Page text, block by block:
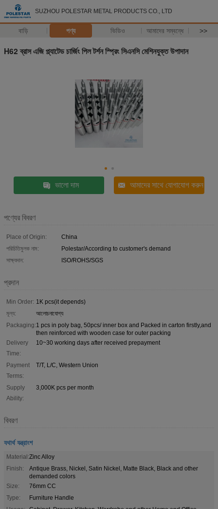
SUZHOU POLESTAR METAL PRODUCTS CO., LTD
বাড়ি পণ্য ভিডিও আমাদের সম্বন্ধে >>
H62 ব্রাস এজি প্ল্যাটেড চার্জিং পিল টর্শন স্প্রিং সিএনসি মেশিনযুক্ত উপাদান
ভালো দাম আমাদের সাথে যোগাযোগ করুন
পণ্যের বিবরণ
Place of Origin:
China
পরিচিতিমুলক নাম:
Polestar/According to customer's demand
সাক্ষ্যদান:
ISO/ROHS/SGS
প্রদান
Min Order: 1K pcs(it depends)
মূল্য:
আলোচনাযোগ্য
Packaging:1 pcs in poly bag, 50pcs/ inner box and Packed in carton firstly,and
then reinforced with wooden case for outer packing
Delivery
Time:
10~30 working days after received prepayment
Payment
Terms:
T/T, L/C, Western Union
Supply
Ability:
3,000K pcs per month
বিবরণ
যথার্থ যন্ত্রাংশ
Material:Zinc Alloy
Finish:
Antique Brass, Nickel, Satin Nickel, Matte Black, Black and other
demanded colors
Size:
76mm CC
Type:
Furniture Handle